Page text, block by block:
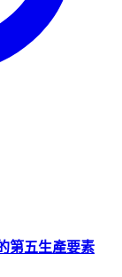
第五生產要素